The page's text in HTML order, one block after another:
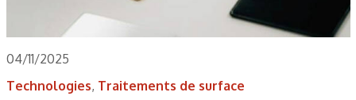
04/11/2025
Technologies, Traitements de surface